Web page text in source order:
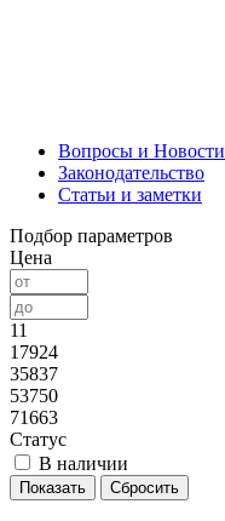
Вопросы и Новости
Законодательство
Статьи и заметки
Подбор параметров
Цена
11
17924
35837
53750
71663
Статус
В наличии